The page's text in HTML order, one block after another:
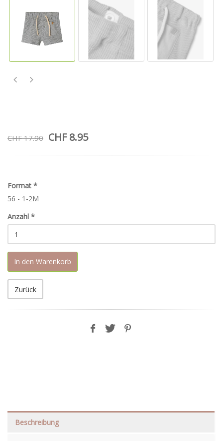
CHF 17.90 CHF 8.95
Format *
56 - 1-2M
Anzahl *
In den Warenkorb
Zurück
Beschreibung